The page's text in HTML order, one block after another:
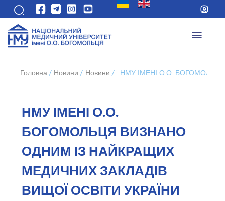
Головна / Новини / Новини / НМУ ІМЕНІ О.О.
НМУ ІМЕНІ О.О.
БОГОМОЛЬЦЯ ВИЗНАНО
ОДНИМ ІЗ НАЙКРАЩИХ
МЕДИЧНИХ ЗАКЛАДІВ
ВИЩОЇ ОСВІТИ УКРАЇНИ